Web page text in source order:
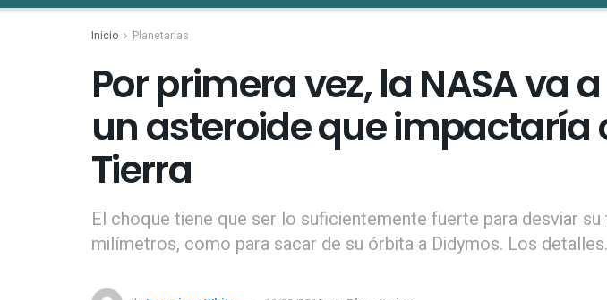
Inicio Planetarias
Por primera vez, la NASA va
un asteroide que impactaría
Tierra
El choque tiene que ser lo suficientemente fuerte para desviar
milímetros, como para sacar de su órbita a Didymos. Los detalles.